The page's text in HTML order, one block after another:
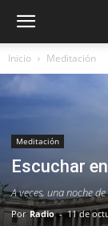
Inicio Meditación
Meditación
Escuchar
A veces, una noche
Por Radio - 11 de